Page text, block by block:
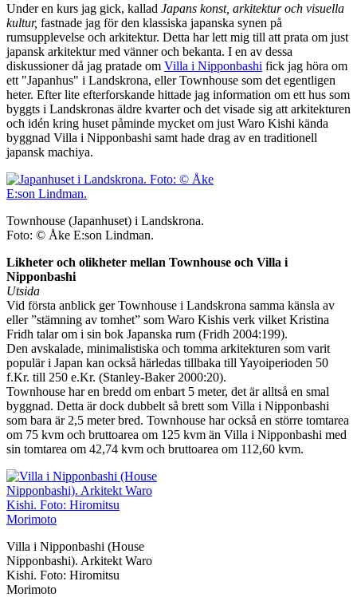
Under en kurs jag gick, kallad Japans konst, arkitektur och visuella
kultur, fastnade jag för den klassiska japanska synen på
rumsupplevelse och arkitektur. Detta har lett mig till att prata om just
japansk arkitektur med vänner och bekanta. I en av dessa
diskussioner då jag pratade om Villa i Nipponbashi fick jag höra om
ett "Japanhus" i Landskrona, eller Townhouse som det egentligen
heter. Efter lite efterforskande hittade jag information om ett hus som
byggts i Landskronas äldre kvarter och det visade sig att arkitekturen
och idén kring huset påminde mycket om just Waro Kishi kända
byggnad Villa i Nipponbashi samt hade drag av en traditionell
japansk machiya.
Townhouse (Japanhuset) i Landskrona.
Foto: © Åke E:son Lindman.
Likheter och olikheter mellan Townhouse och Villa i
Nipponbashi
Utsida
Vid första anblick ger Townhouse i Landskrona samma känsla av
eller ”stämning av tomhet” som Waro Kishis verk vilket Kristina
Fridh talar om i sin bok Japanska rum (Fridh 2004:199).
Den avskalade, minimalistiska och tomma arkitekturen som varit
populär i Japan kan också härledas tillbaka till Yayoiperioden 50
f.Kr. till 250 e.Kr. (Stanley-Baker 2000:20).
Townhouse har en bredd om enbart 5 meter, det är alltså en smal
byggnad. Detta är dock dubbelt så brett som Villa i Nipponbashi
som bara är 2,5 meter bred. Townhouse har också en större tomtarea
om 75 kvm och bruttoarea om 125 kvm än Villa i Nipponbashi med
sin tomtarea om 42,74 kvm och bruttoarea om 112,60 kvm.
Villa i Nipponbashi (House
Nipponbashi). Arkitekt Waro
Kishi. Foto: Hiromitsu
Morimoto